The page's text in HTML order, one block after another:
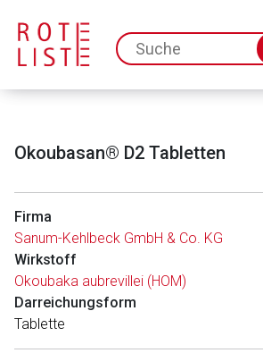
Okoubasan® D2 Tabletten
Firma
Sanum-Kehlbeck GmbH & Co. KG
Wirkstoff
Okoubaka aubrevillei (HOM)
Darreichungsform
Tablette